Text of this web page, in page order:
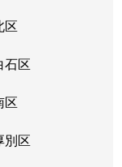
区
石区
区
別区